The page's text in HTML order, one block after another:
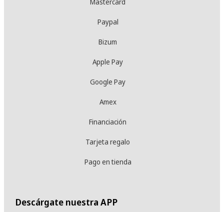
Paypal
Bizum
Apple Pay
Google Pay
Amex
Financiación
Tarjeta regalo
Pago en tienda
Descárgate nuestra APP